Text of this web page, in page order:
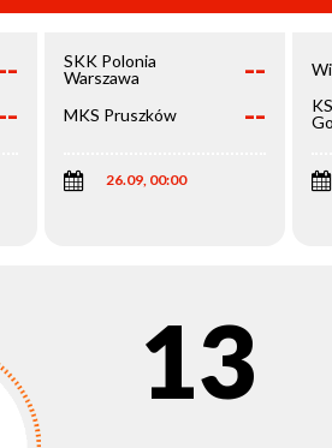
SKK Polonia
Warszawa
--
MKS Pruszków --
26.09, 00:00
13